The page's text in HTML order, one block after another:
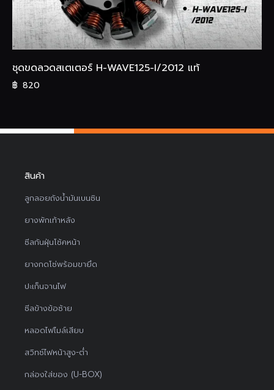
ชุดขดลวดสเตเตอร์ H-WAVE125-I/2012 แท้
฿ 820
สินค้า
ลูกลอยถังน้ำมันเบนซิน
ยางพักเท้าหลัง
ซีลกันฝุ่นโช้คหน้า
ยางกดโซ่พร้อมขายึด
ปะเก็นจานไฟ
ซีลข้างข้อซ้าย
หลอดไฟไมล์เสียบ
สวิทช์ไฟหน้าสูง-ต่ำ
กล่องใส่ของ (U-BOX)